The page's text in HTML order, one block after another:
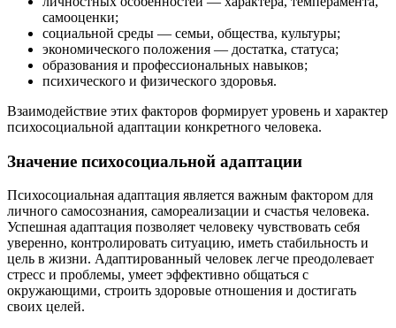
самооценки;
социальной среды — семьи, общества, культуры;
экономического положения — достатка, статуса;
образования и профессиональных навыков;
психического и физического здоровья.
Взаимодействие этих факторов формирует уровень и характер
психосоциальной адаптации конкретного человека.
Значение психосоциальной адаптации
Психосоциальная адаптация является важным фактором для
личного самосознания, самореализации и счастья человека.
Успешная адаптация позволяет человеку чувствовать себя
уверенно, контролировать ситуацию, иметь стабильность и
цель в жизни. Адаптированный человек легче преодолевает
стресс и проблемы, умеет эффективно общаться с
окружающими, строить здоровые отношения и достигать
своих целей.